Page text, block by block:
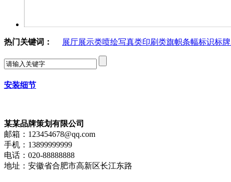
热门关键词： 展厅展示类喷绘写真类印刷类旗帜条幅标识标牌
安装细节
某某品牌策划有限公司
邮箱：123454678@qq.com
手机：13899999999
电话：020-88888888
地址：安徽省合肥市高新区长江东路